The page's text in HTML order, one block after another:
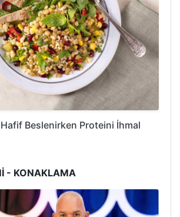
Hafif Beslenirken Proteini İhmal
- KONAKLAMA